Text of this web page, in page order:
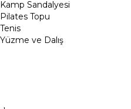
Kamp Sandalyesi
Pilates Topu
Tenis
Yüzme ve Dalış